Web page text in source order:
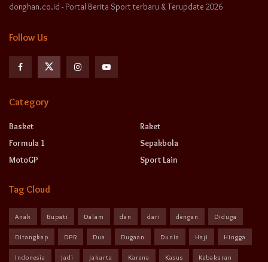
donghan.co.id - Portal Berita Sport terbaru & Terupdate 2026
Follow Us
Category
Basket
Formula 1
MotoGP
Raket
Sepakbola
Sport Lain
Tag Cloud
Anak Bupati Dalam dan dari dengan Diduga
Ditangkap DPR Dua Dugaan Dunia Haji Hingga
Indonesia Jadi Jakarta Karena Kasus Kebakaran